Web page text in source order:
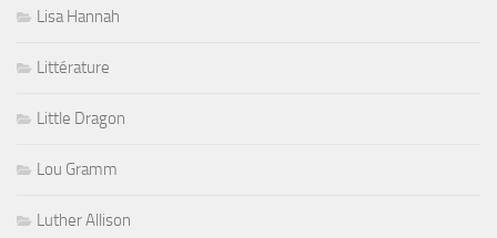
Lisa Hannah
Littérature
Little Dragon
Lou Gramm
Luther Allison